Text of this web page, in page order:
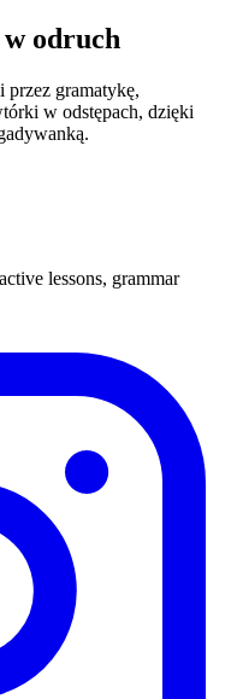
odruch
gramatykę,
w odstępach, dzięki
lessons, grammar